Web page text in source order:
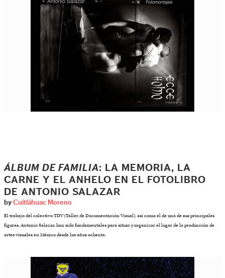
ÁLBUM DE FAMILIA: LA MEMORIA, LA
CARNE Y EL ANHELO EN EL FOTOLIBRO
DE ANTONIO SALAZAR
by Cuitláhuac Moreno
El trabajo del colectivo TDV (Taller de Documentación Visual), así como el de una de sus principales
figuras, Antonio Salazar, han sido fundamentales para situar y organizar el lugar de la producción de
artes visuales en México desde los años ochenta.